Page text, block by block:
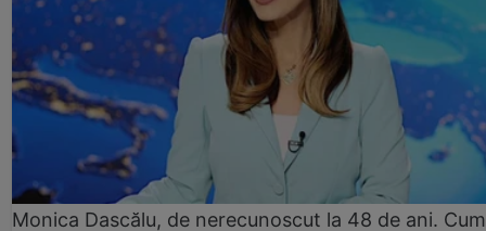
Monica Dascălu, de nerecunoscut la 48 de ani. Cum